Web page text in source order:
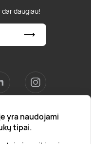
yra naudojami
tipai.
daugiau!